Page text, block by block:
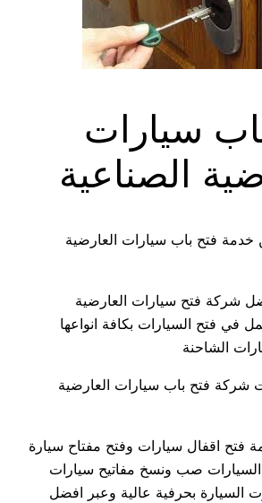
سيارات
الصناعية
فتح باب سيارات العارضية
شركة فتح سيارات العارضية
في فتح السيارات بكافة انواعها
الشاحنة
شركة فتح باب سيارات العارضية
فتح اقفال سيارات وفتح مفتاح سيارة
السيارات صب ونسخ مفاتيح سيارات
السيارة بحرفية عالية وعبر افضل